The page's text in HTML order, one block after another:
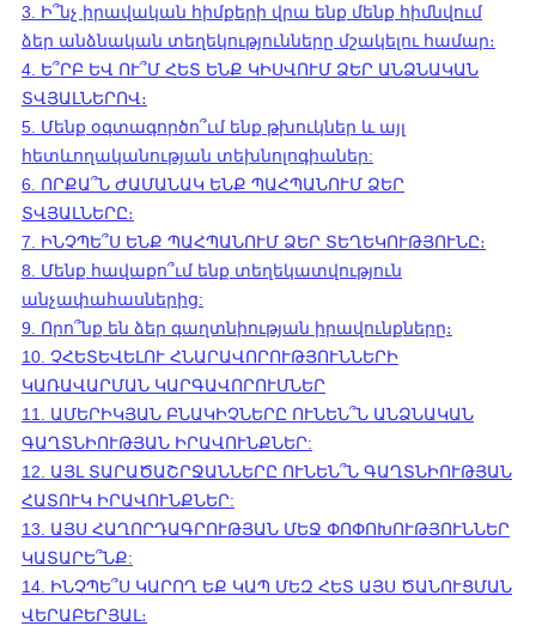
3. Ի՞նչ իրավական հիմքերի վրա ենք մենք հիմնվում
ձեր անձնական տեղեկությունները մշակելու համար։
4. Ե՞ՐԲ ԵՎ ՈՒ՞Մ ՀԵՏ ԵՆՔ ԿԻՍՎՈՒՄ ՁԵՐ ԱՆՁՆԱԿԱՆ
ՏՎՅԱԼՆԵՐՈՎ։
5. Մենք օգտագործո՞ւմ ենք թխուկներ և այլ
հետևողականության տեխնոլոգիաներ:
6. ՈՐՔԱ՞Ն ԺԱՄԱՆԱԿ ԵՆՔ ՊԱՀՊԱՆՈՒՄ ՁԵՐ
ՏՎՅԱԼՆԵՐԸ։
7. ԻՆՉՊԵ՞Ս ԵՆՔ ՊԱՀՊԱՆՈՒՄ ՁԵՐ ՏԵՂԵԿՈՒԹՅՈՒՆԸ։
8. Մենք հավաքո՞ւմ ենք տեղեկատվություն
անչափահասներից:
9. Որո՞նք են ձեր գաղտնիության իրավունքները։
10. ՉՀԵՏԵՎԵԼՈՒ ՀՆԱՐԱՎՈՐՈՒԹՅՈՒՆՆԵՐԻ
ԿԱՌԱՎԱՐՄԱՆ ԿԱՐԳԱՎՈՐՈՒՄՆԵՐ
11. ԱՄԵՐԻԿՅԱՆ ԲՆԱԿԻՉՆԵՐԸ ՈՒՆԵՆ՞Ն ԱՆՁՆԱԿԱՆ
ԳԱՂՏՆԻՈՒԹՅԱՆ ԻՐԱՎՈՒՆՔՆԵՐ:
12. ԱՅԼ ՏԱՐԱԾԱՇՐՋԱՆՆԵՐԸ ՈՒՆԵՆ՞Ն ԳԱՂՏՆԻՈՒԹՅԱՆ
ՀԱՏՈՒԿ ԻՐԱՎՈՒՆՔՆԵՐ:
13. ԱՅՍ ՀԱՂՈՐԴԱԳՐՈՒԹՅԱՆ ՄԵՋ ՓՈՓՈԽՈՒԹՅՈՒՆՆԵՐ
ԿԱՏԱՐԵ՞ՆՔ:
14. ԻՆՉՊԵ՞Ս ԿԱՐՈՂ ԵՔ ԿԱՊ ՄԵԶ ՀԵՏ ԱՅՍ ԾԱՆՈՒՑՄԱՆ
ՎԵՐԱԲԵՐՅԱԼ։